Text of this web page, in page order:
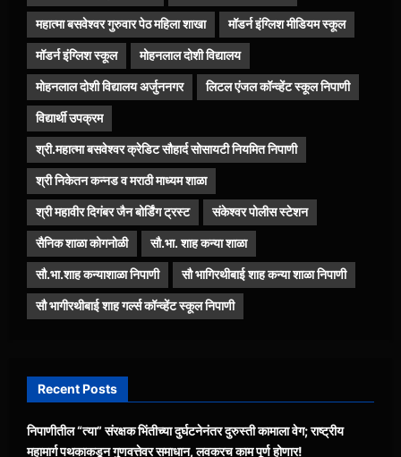
महात्मा बसवेश्वर गुरुवार पेठ महिला शाखा मॉडर्न इंग्लिश मीडियम स्कूल
मॉडर्न इंग्लिश स्कूल मोहनलाल दोशी विद्यालय
मोहनलाल दोशी विद्यालय अर्जुननगर लिटल एंजल कॉन्व्हेंट स्कूल निपाणी
विद्यार्थी उपक्रम
श्री.महात्मा बसवेश्वर क्रेडिट सौहार्द सोसायटी नियमित निपाणी
श्री निकेतन कन्नड व मराठी माध्यम शाळा
श्री महावीर दिगंबर जैन बोर्डिंग ट्रस्ट संकेश्वर पोलीस स्टेशन
सैनिक शाळा कोगनोळी सौ.भा. शाह कन्या शाळा
सौ.भा.शाह कन्याशाळा निपाणी सौ भागिरथीबाई शाह कन्या शाळा निपाणी
सौ भागीरथीबाई शाह गर्ल्स कॉन्व्हेंट स्कूल निपाणी
Recent Posts
निपाणीतील “त्या” संरक्षक भिंतीच्या दुर्घटनेनंतर दुरुस्ती कामाला वेग; राष्ट्रीय
महामार्ग पथकाकडून गुणवत्तेवर समाधान, लवकरच काम पूर्ण होणार!